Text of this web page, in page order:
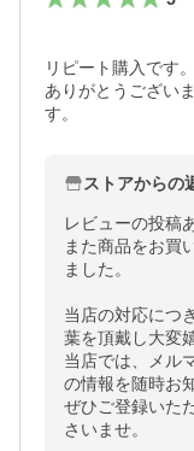
リピート購入です
ありがとうござい
す。
ストアからの
レビューの投稿
また商品をお買
ました。
当店の対応につ
葉を頂戴し大変
当店では、メル
の情報を随時お
ぜひご登録いた
さいませ。